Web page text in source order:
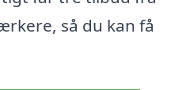
så du kan få